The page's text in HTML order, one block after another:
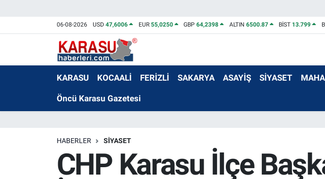
06-08-2026 USD47,6006 EUR 55,0250 GBP64,2398 ALTIN 6500.87 BİST 13.799
KARASU KOCAALİ FERİZLİ SAKARYA ASAYİŞ SİYASET
Öncü Karasu Gazetesi
HABERLER SİYASET
CHP Karasu İlçe